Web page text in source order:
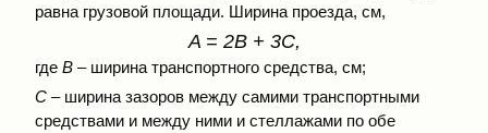
равна грузовой площади. Ширина проезда, см,
A = 2B + 3C,
где B – ширина транспортного средства, см;
C – ширина зазоров между самими транспортными
средствами и между ними и стеллажами по обе